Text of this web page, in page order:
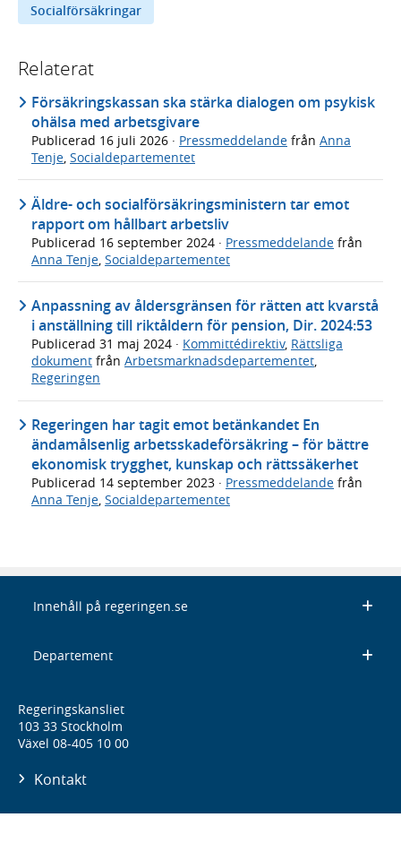
Socialförsäkringar
Relaterat
Försäkringskassan ska stärka dialogen om psykisk
ohälsa med arbetsgivare
Publicerad 16 juli 2026 · Pressmeddelande från Anna
Tenje, Socialdepartementet
Äldre- och socialförsäkringsministern tar emot
rapport om hållbart arbetsliv
Publicerad 16 september 2024 · Pressmeddelande från
Anna Tenje Socialdepartementet
Anpassning av åldersgränsen för rätten att kvarstå
i anställning till riktåldern för pension, Dir. 2024:53
Publicerad 31 maj 2024 · Kommittédirektiv, Rättsliga
dokument från Arbetsmarknadsdepartementet,
Regeringen
Regeringen har tagit emot betänkandet En
ändamålsenlig arbetsskadeförsäkring – för bättre
ekonomisk trygghet, kunskap och rättssäkerhet
Publicerad 14 september 2023 · Pressmeddelande från
Anna Tenje, Socialdepartementet
Innehåll på regeringen.se
Departement
Regeringskansliet
103 33 Stockholm
Växel 08-405 10 00
Kontakt